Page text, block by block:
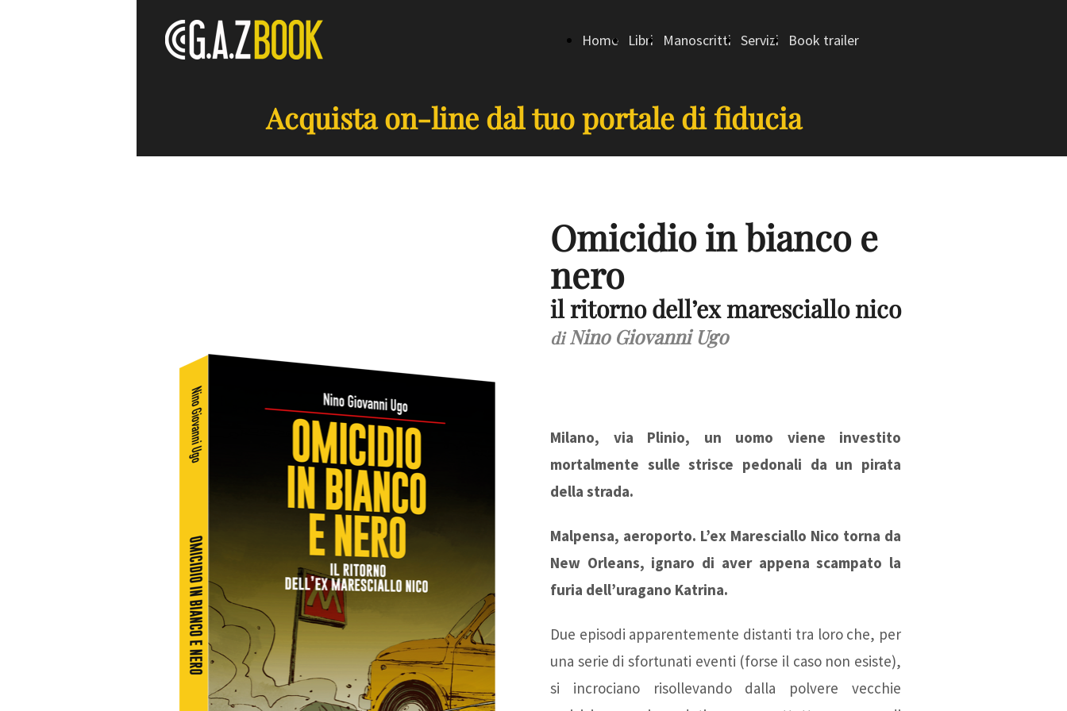
Home Libri Manoscritti Servizi Book trailer
Acquista on-line dal tuo portale di fiducia
Omicidio in bianco e
nero
il ritorno dell’ex maresciallo nico
di Nino Giovanni Ugo
Milano, via Plinio, un uomo viene investito
mortalmente sulle strisce pedonali da un pirata
della strada.
Malpensa, aeroporto. L’ex Maresciallo Nico torna da
New Orleans, ignaro di aver appena scampato la
furia dell’uragano Katrina.
Due episodi apparentemente distanti tra loro che, per
una serie di sfortunati eventi (forse il caso non esiste),
si incrociano risollevando dalla polvere vecchie